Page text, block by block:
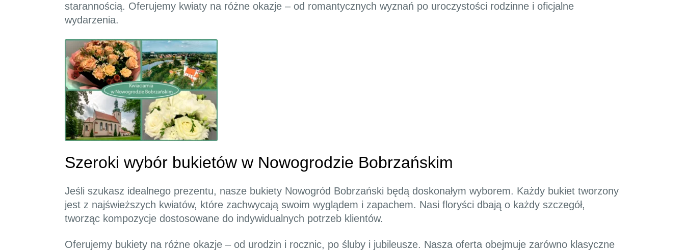
starannością. Oferujemy kwiaty na różne okazje – od romantycznych wyznań po uroczystości rodzinne i oficjalne
wydarzenia.
Szeroki wybór bukietów w Nowogrodzie Bobrzańskim
Jeśli szukasz idealnego prezentu, nasze bukiety Nowogród Bobrzański będą doskonałym wyborem. Każdy bukiet tworzony
jest z najświeższych kwiatów, które zachwycają swoim wyglądem i zapachem. Nasi floryści dbają o każdy szczegół,
tworząc kompozycje dostosowane do indywidualnych potrzeb klientów.
Oferujemy bukiety na różne okazje – od urodzin i rocznic, po śluby i jubileusze. Nasza oferta obejmuje zarówno klasyczne